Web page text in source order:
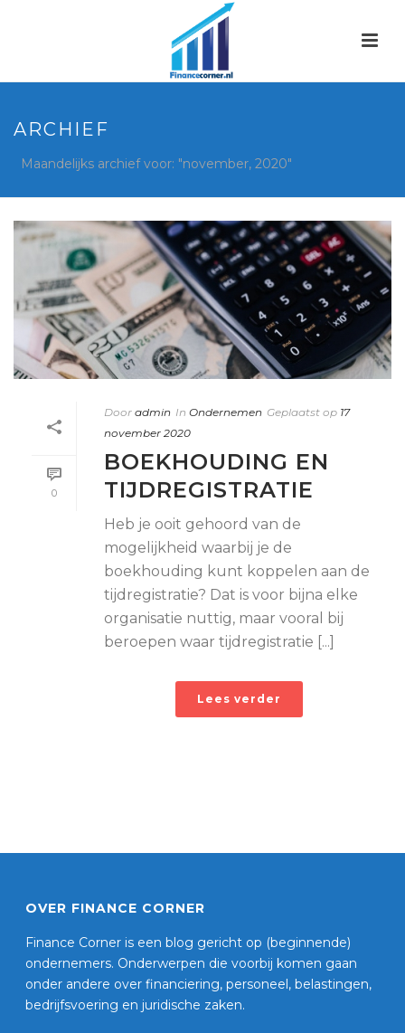
ARCHIEF
Maandelijks archief voor: "november, 2020"
0
Door admin In Ondernemen Geplaatst op 17
november 2020
BOEKHOUDING EN
TIJDREGISTRATIE
Heb je ooit gehoord van de
mogelijkheid waarbij je de
boekhouding kunt koppelen aan de
tijdregistratie? Dat is voor bijna elke
organisatie nuttig, maar vooral bij
beroepen waar tijdregistratie [...]
Lees verder
OVER FINANCE CORNER
Finance Corner is een blog gericht op (beginnende)
ondernemers. Onderwerpen die voorbij komen gaan
onder andere over financiering, personeel, belastingen,
bedrijfsvoering en juridische zaken.